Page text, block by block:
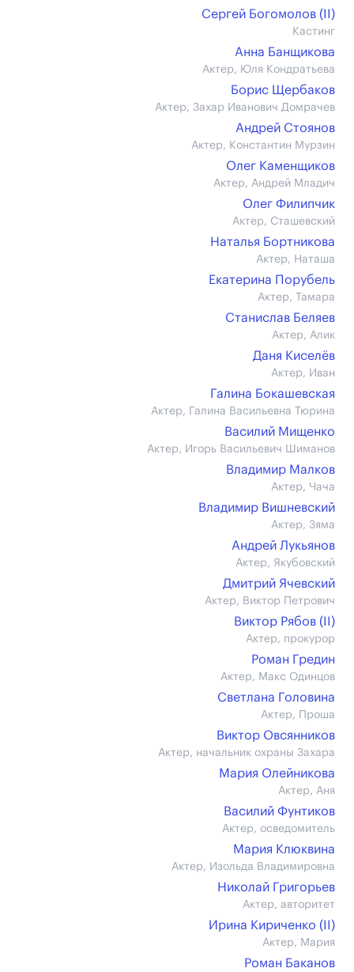
Сергей Богомолов (II)
Кастинг
Анна Банщикова
Актер, Юля Кондратьева
Борис Щербаков
Актер, Захар Иванович Домрачев
Андрей Стоянов
Актер, Константин Мурзин
Олег Каменщиков
Актер, Андрей Младич
Олег Филипчик
Актер, Сташевский
Наталья Бортникова
Актер, Наташа
Екатерина Порубель
Актер, Тамара
Станислав Беляев
Актер, Алик
Даня Киселёв
Актер, Иван
Галина Бокашевская
Актер, Галина Васильевна Тюрина
Василий Мищенко
Актер, Игорь Васильевич Шиманов
Владимир Малков
Актер, Чача
Владимир Вишневский
Актер, Зяма
Андрей Лукьянов
Актер, Якубовский
Дмитрий Ячевский
Актер, Виктор Петрович
Виктор Рябов (II)
Актер, прокурор
Роман Гредин
Актер, Макс Одинцов
Светлана Головина
Актер, Проша
Виктор Овсянников
Актер, начальник охраны Захара
Мария Олейникова
Актер, Аня
Василий Фунтиков
Актер, осведомитель
Мария Клюквина
Актер, Изольда Владимировна
Николай Григорьев
Актер, авторитет
Ирина Кириченко (II)
Актер, Мария
Роман Баканов